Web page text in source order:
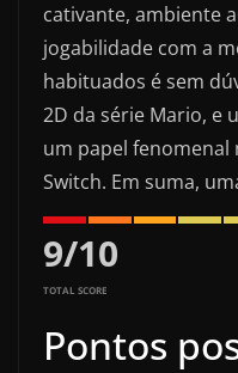
cativante, ambiente
jogabilidade com a
habituados é sem
2D da série Mario, e
um papel
Switch. Em suma,
9/10
TOTAL SCORE
Pontos